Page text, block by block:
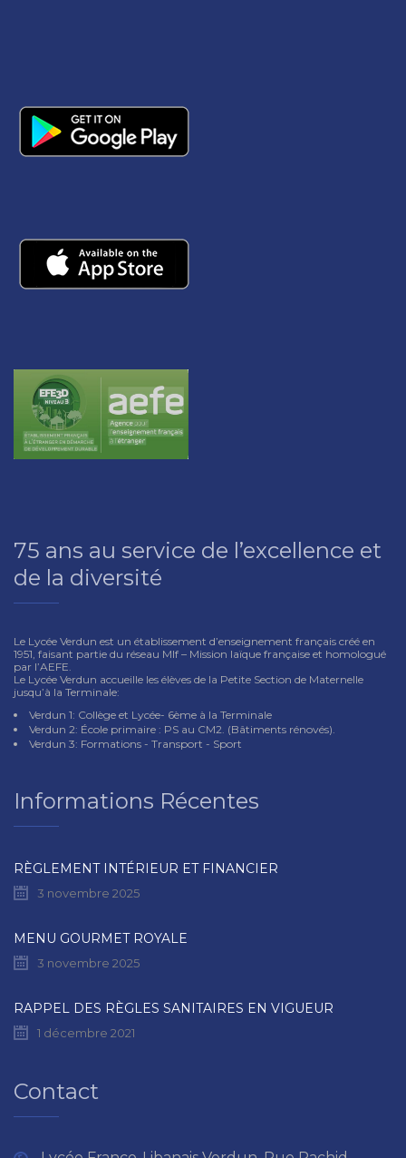
75 ans au service de l’excellence et
de la diversité
Le Lycée Verdun est un établissement d’enseignement français créé en
1951, faisant partie du réseau Mlf – Mission laïque française et homologué
par l’AEFE.
Le Lycée Verdun accueille les élèves de la Petite Section de Maternelle
jusqu’à la Terminale:
Verdun 1: Collège et Lycée- 6ème à la Terminale
Verdun 2: École primaire : PS au CM2. (Bâtiments rénovés).
Verdun 3: Formations - Transport - Sport
Informations Récentes
RÈGLEMENT INTÉRIEUR ET FINANCIER
3 novembre 2025
MENU GOURMET ROYALE
3 novembre 2025
RAPPEL DES RÈGLES SANITAIRES EN VIGUEUR
1 décembre 2021
Contact